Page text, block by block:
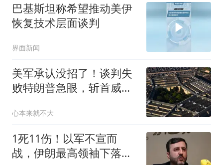
巴基斯坦称希望推动美伊
恢复技术层面谈判
界面新闻
美军承认没招了！谈判失
败特朗普急眼，斩首威胁
心本来就不大
1死11伤！以军不宣而
战，伊朗最高领袖下落不